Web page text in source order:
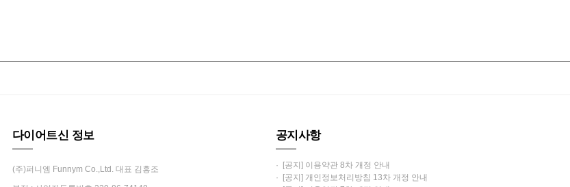
다이어트신 정보
(주)퍼니엠 Funnym Co.,Ltd. 대표 김흥조
공지사항
· [공지] 이용약관 8차 개정 안내
· [공지] 개인정보처리방침 13차 개정 안내